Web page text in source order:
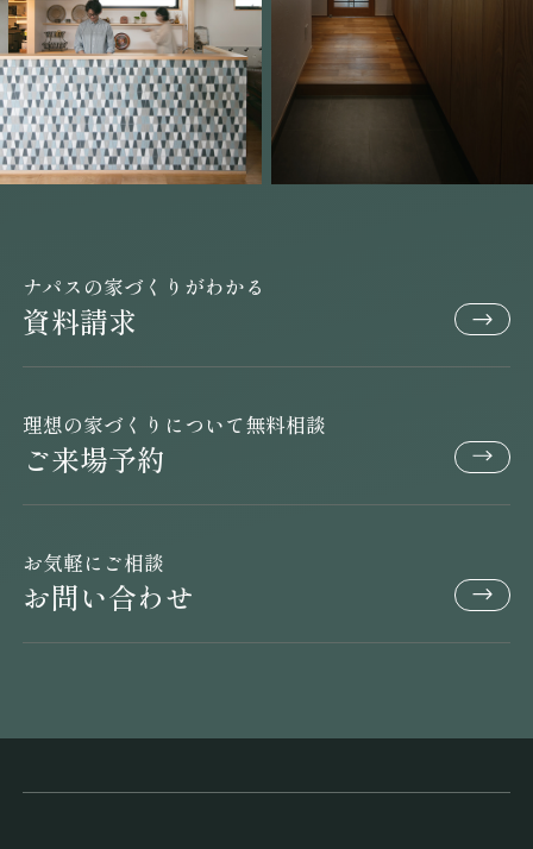
ナパスの家づくりがわかる
資料請求
理想の家づくりについて無料相談
ご来場予約
お気軽にご相談
お問い合わせ